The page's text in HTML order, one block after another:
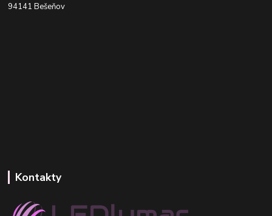
94141 Bešeňov
Kontakty